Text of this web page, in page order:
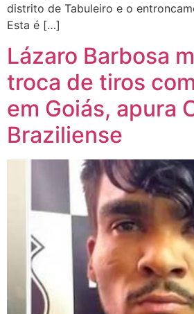
distrito de Tabuleiro e o
Esta é […]
Lázaro Barbosa
troca de tiros
em Goiás, apura
Braziliense